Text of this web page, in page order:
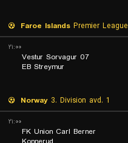
Faroe Islands Premier League
۲۱:۰۰
07 Vestur Sorvagur
EB Streymur
Norway 3. Division avd. 1
۲۱:۰۰
FK Union Carl Berner